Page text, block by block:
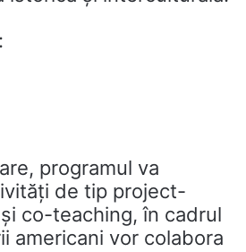
:
programul va
de tip project-
co-teaching, în cadrul
americani vor colabora